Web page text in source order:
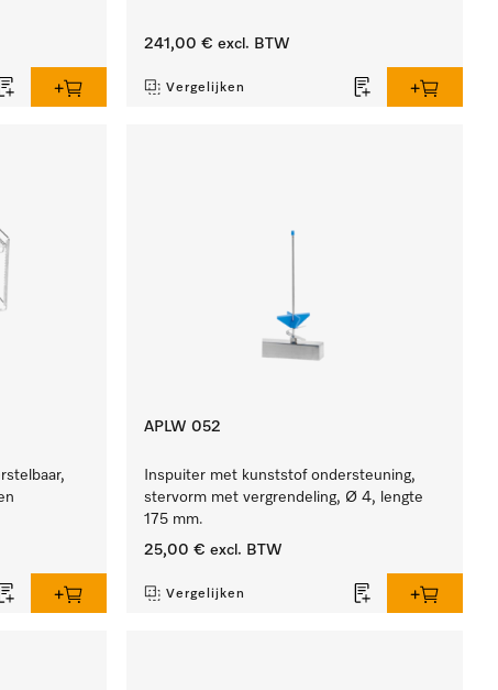
241,00 € excl. BTW
Vergelijken
APLW 052
Inspuiter met kunststof ondersteuning,
stervorm met vergrendeling, Ø 4, lengte
175 mm.
25,00 € excl. BTW
Vergelijken